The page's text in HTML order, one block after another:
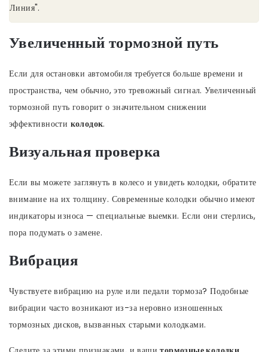
Линия".
Увеличенный тормозной путь
Если для остановки автомобиля требуется больше времени и
пространства, чем обычно, это тревожный сигнал. Увеличенный
тормозной путь говорит о значительном снижении
эффективности колодок.
Визуальная проверка
Если вы можете заглянуть в колесо и увидеть колодки, обратите
внимание на их толщину. Современные колодки обычно имеют
индикаторы износа — специальные выемки. Если они стерлись,
пора подумать о замене.
Вибрация
Чувствуете вибрацию на руле или педали тормоза? Подобные
вибрации часто возникают из-за неровно изношенных
тормозных дисков, вызванных старыми колодками.